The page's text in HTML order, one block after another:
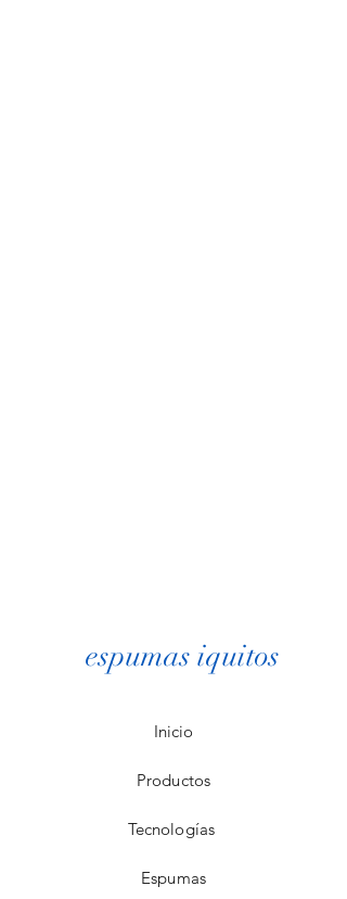
espumas iquitos
Inicio
Productos
Tecnologías
Espumas